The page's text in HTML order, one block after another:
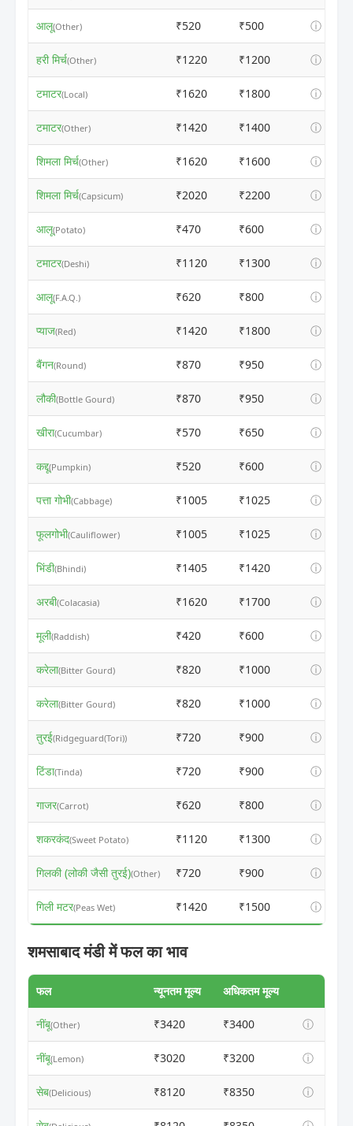
आलू(Other) ₹520 ₹500 ⓘ
हरी मिर्च(Other) ₹1220 ₹1200 ⓘ
टमाटर(Local) ₹1620 ₹1800 ⓘ
टमाटर(Other) ₹1420 ₹1400 ⓘ
शिमला मिर्च(Other) ₹1620 ₹1600 ⓘ
शिमला मिर्च(Capsicum) ₹2020 ₹2200 ⓘ
आलू(Potato) ₹470 ₹600 ⓘ
टमाटर(Deshi) ₹1120 ₹1300 ⓘ
आलू(F.A.Q.) ₹620 ₹800 ⓘ
प्याज(Red) ₹1420 ₹1800 ⓘ
बैंगन(Round) ₹870 ₹950 ⓘ
लौकी(Bottle Gourd) ₹870 ₹950 ⓘ
खीरा(Cucumbar) ₹570 ₹650 ⓘ
कद्दू(Pumpkin) ₹520 ₹600 ⓘ
पत्ता गोभी(Cabbage) ₹1005 ₹1025 ⓘ
फूलगोभी(Cauliflower) ₹1005 ₹1025 ⓘ
भिंडी(Bhindi) ₹1405 ₹1420 ⓘ
अरबी(Colacasia) ₹1620 ₹1700 ⓘ
मूली(Raddish) ₹420 ₹600 ⓘ
करेला(Bitter Gourd) ₹820 ₹1000 ⓘ
करेला(Bitter Gourd) ₹820 ₹1000 ⓘ
तुरई(Ridgeguard(Tori)) ₹720 ₹900 ⓘ
टिंडा(Tinda) ₹720 ₹900 ⓘ
गाजर(Carrot) ₹620 ₹800 ⓘ
शकरकंद(Sweet Potato) ₹1120 ₹1300 ⓘ
गिलकी (लोकी जैसी तुरई)(Other) ₹720 ₹900 ⓘ
गिली मटर(Peas Wet) ₹1420 ₹1500 ⓘ
शमसाबाद मंडी में फल का भाव
फल न्यूनतम मूल्य अधिकतम मूल्य
नींबू(Other) ₹3420 ₹3400 ⓘ
नींबू(Lemon) ₹3020 ₹3200 ⓘ
सेब(Delicious) ₹8120 ₹8350 ⓘ